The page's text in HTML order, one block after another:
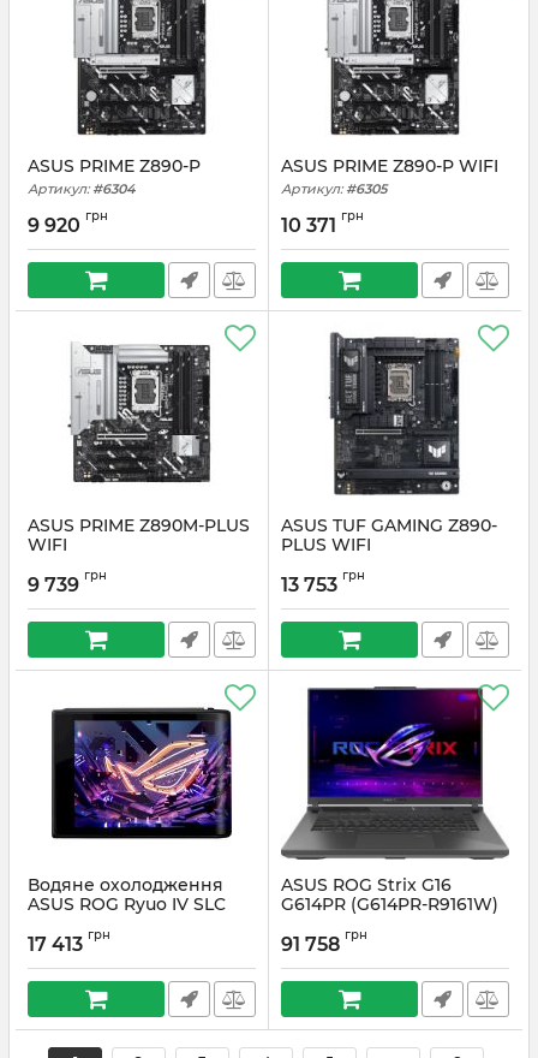
ASUS PRIME Z890-P
Артикул: #6304
9 920 грн
ASUS PRIME Z890-P WIFI
Артикул: #6305
10 371 грн
ASUS PRIME Z890M-PLUS
WIFI
9 739 грн
ASUS TUF GAMING Z890-
PLUS WIFI
13 753 грн
Водяне охолодження
ASUS ROG Ryuo IV SLC
B0EAY0)
Артикул: #6011
17 413 грн
ASUS ROG Strix G16
G614PR (G614PR-R9161W)
91 758 грн